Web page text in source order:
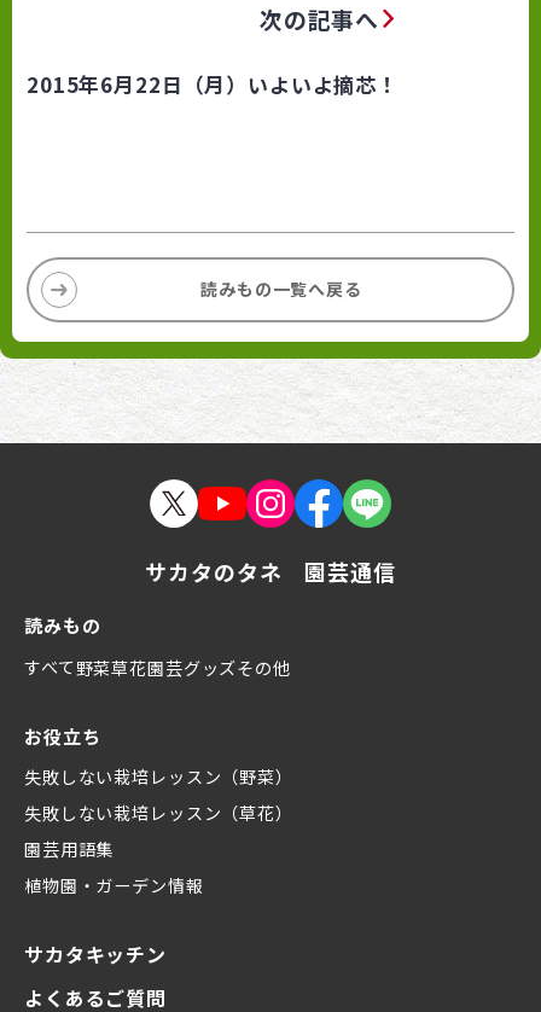
次の記事へ
2015年6月22日（月）いよいよ摘芯！
読みもの一覧へ戻る
サカタのタネ 園芸通信
読みもの
すべて野菜草花園芸グッズその他
お役立ち
失敗しない栽培レッスン（野菜）
失敗しない栽培レッスン（草花）
園芸用語集
植物園・ガーデン情報
サカタキッチン
よくあるご質問